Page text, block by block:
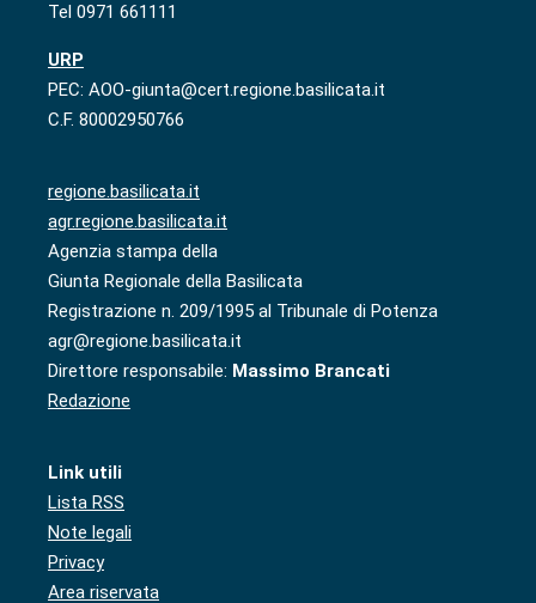
Tel 0971 661111
URP
PEC: AOO-giunta@cert.regione.basilicata.it
C.F. 80002950766
regione.basilicata.it
agr.regione.basilicata.it
Agenzia stampa della
Giunta Regionale della Basilicata
Registrazione n. 209/1995 al Tribunale di Potenza
agr@regione.basilicata.it
Direttore responsabile: Massimo Brancati
Redazione
Link utili
Lista RSS
Note legali
Privacy
Area riservata